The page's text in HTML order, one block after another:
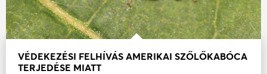
VÉDEKEZÉSI FELHÍVÁS AMERIKAI SZŐLŐKABÓCA
TERJEDÉSE MIATT